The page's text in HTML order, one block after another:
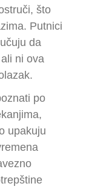
što
Putnici
da
ni ova
po
upakuju